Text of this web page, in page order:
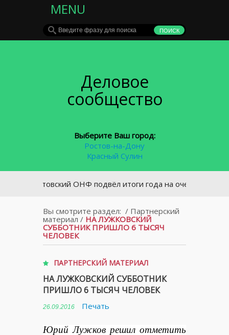
MENU
Деловое
сообщество
Выберите Ваш город:
Ростов-на-Дону
Красный Сулин
Ростовский ОНФ подвёл итоги года на очередной
Вы смотрите раздел: / Партнерский
материал / НА ЛУЖКОВСКИЙ
СУББОТНИК ПРИШЛО 6 ТЫСЯЧ
ЧЕЛОВЕК
ПАРТНЕРСКИЙ МАТЕРИАЛ
НА ЛУЖКОВСКИЙ СУББОТНИК
ПРИШЛО 6 ТЫСЯЧ ЧЕЛОВЕК
26.09.2016 Печать
Юрий Лужков решил отметить